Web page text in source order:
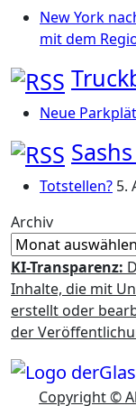
New York
mit dem
Neue
Totstellen? 5.
Archiv
KI-Transparenz:
Inhalte, die mit
erstellt oder
der
Copyright ©